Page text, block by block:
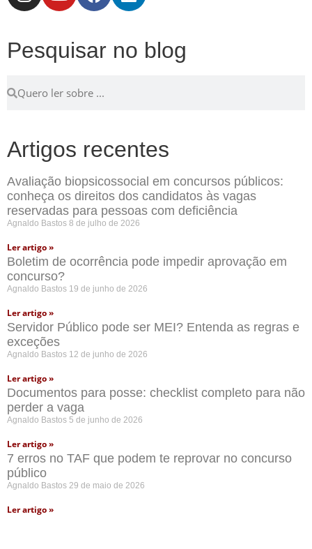
Pesquisar no blog
Artigos recentes
Avaliação biopsicossocial em concursos públicos:
conheça os direitos dos candidatos às vagas
reservadas para pessoas com deficiência
Agnaldo Bastos 8 de julho de 2026
Ler artigo »
Boletim de ocorrência pode impedir aprovação em
concurso?
Agnaldo Bastos 19 de junho de 2026
Ler artigo »
Servidor Público pode ser MEI? Entenda as regras e
exceções
Agnaldo Bastos 12 de junho de 2026
Ler artigo »
Documentos para posse: checklist completo para não
perder a vaga
Agnaldo Bastos 5 de junho de 2026
Ler artigo »
7 erros no TAF que podem te reprovar no concurso
público
Agnaldo Bastos 29 de maio de 2026
Ler artigo »